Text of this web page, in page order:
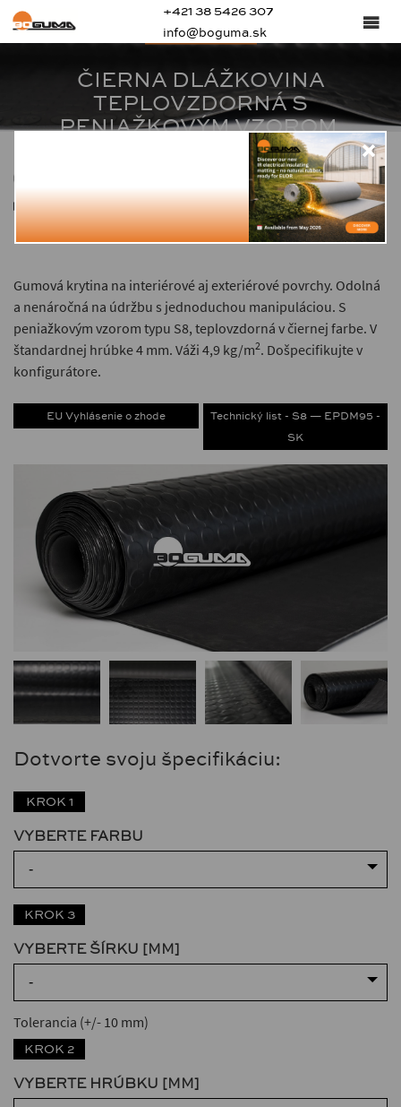
+421 38 5426 307
info@boguma.sk
S8 - EPDM95
ČIERNA DLÁŽKOVINA
TEPLOVZDORNÁ S
PENIAŽKOVÝM VZOROM
70 ± 5 4 5.2
Gumová krytina na interiérové aj exteriérové povrchy. Odolná
a nenáročná na údržbu s jednoduchou manipuláciou. S
peniažkovým vzorom typu S8, teplovzdorná v čiernej farbe. V
štandardnej hrúbke 4 mm. Váži 4,9 kg/m2. Došpecifikujte v
konfigurátore.
EU Vyhlásenie o zhode
Technický list - S8 — EPDM95 -
SK
Dotvorte svoju špecifikáciu:
KROK 1
VYBERTE FARBU
-
KROK 3
VYBERTE ŠÍRKU [MM]
-
Tolerancia (+/- 10 mm)
KROK 2
VYBERTE HRÚBKU [MM]